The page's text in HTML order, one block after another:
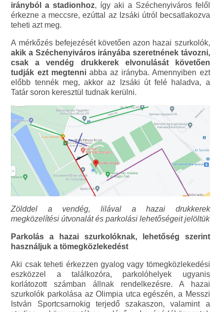
irányból a stadionhoz, így aki a Széchenyiváros felől
érkezne a meccsre, ezúttal az Izsáki útról becsatlakozva
teheti azt meg.
A mérkőzés befejezését követően azon hazai szurkolók,
akik a Széchenyiváros irányába szeretnének távozni,
csak a vendég drukkerek elvonulását követően
tudják ezt megtenniabba az irányba. Amennyiben ezt
előbb tennék meg, akkor az Izsáki út felé haladva, a
Tatár soron keresztül tudnak kerülni.
Zölddel a vendég, lilával a hazai drukkerek
megközelítési útvonalát és parkolási lehetőségeit jelöltük
Parkolás a hazai szurkolóknak, lehetőség szerint
használjuk a tömegközlekedést
Aki csak teheti érkezzen gyalog vagy tömegközlekedési
eszközzel a találkozóra, parkolóhelyek ugyanis
korlátozott számban állnak rendelkezésre. A hazai
szurkolók parkolása az Olimpia utca egészén, a Messzi
István Sportcsarnokig terjedő szakaszon, valamint a